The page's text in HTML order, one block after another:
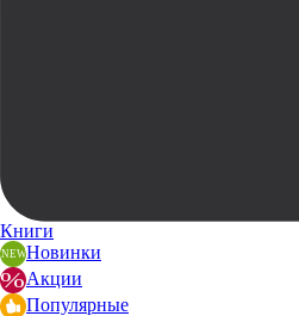
Книги
Новинки
Акции
Популярные